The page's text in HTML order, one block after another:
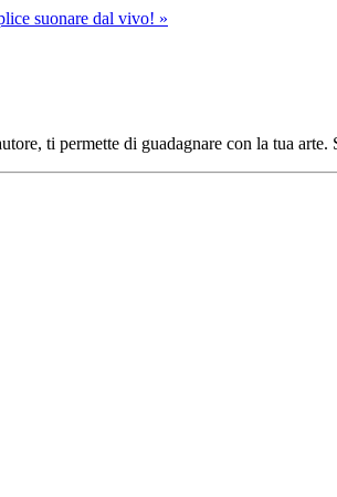
suonare dal vivo! »
ti permette di guadagnare con la tua arte.